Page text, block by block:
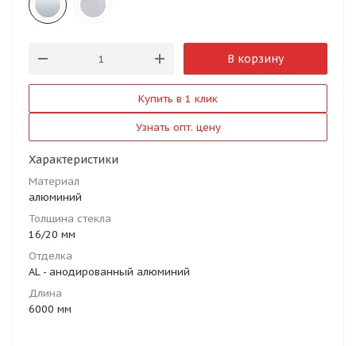
В корзину
Купить в 1 клик
Узнать опт. цену
Характеристики
Материал
алюминий
Толщина стекла
16/20 мм
Отделка
AL - анодированный алюминий
Длина
6000 мм